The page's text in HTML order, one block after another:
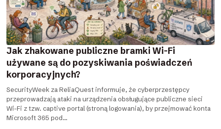
Jak zhakowane publiczne bramki Wi-Fi
używane są do pozyskiwania poświadczeń
korporacyjnych?
SecurityWeek za ReliaQuest informuje, że cyberprzestępcy
przeprowadzają ataki na urządzenia obsługujące publiczne sieci
Wi-Fi z tzw. captive portal (stroną logowania), by przejmować konta
Microsoft 365 pod...